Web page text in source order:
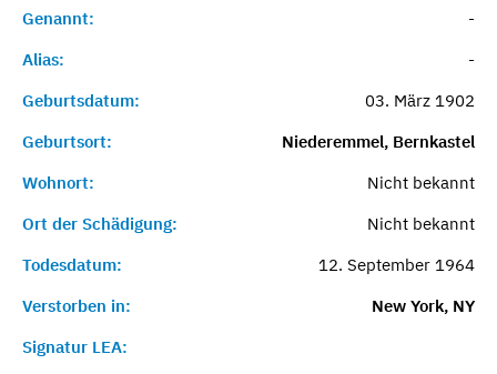
Genannt:
-
Alias:
-
Geburtsdatum:
03. März 1902
Geburtsort:
Niederemmel, Bernkastel
Wohnort:
Nicht bekannt
Ort der Schädigung:
Nicht bekannt
Todesdatum:
12. September 1964
Verstorben in:
New York, NY
Signatur LEA: